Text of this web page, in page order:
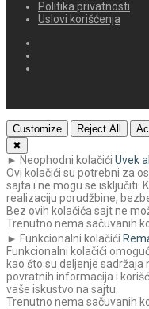
Politika privatnosti
Uslovi korišćenja
Customize Reject All
✖
► Neophodni kolačići Uvek
Ovi kolačići su potrebni za
sajta i ne mogu se isključiti.
realizaciju porudžbine,
Bez ovih kolačića sajt ne
Trenutno nema sačuvanih
► Funkcionalni kolačići
Funkcionalni kolačići
kao što su deljenje
povratnih informacija i
vaše iskustvo na sajtu.
Trenutno nema sačuvanih